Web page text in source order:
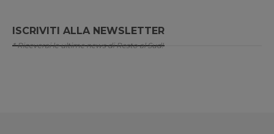
ISCRIVITI ALLA NEWSLETTER
* Riceverai le ultime news di Resto al Sud!